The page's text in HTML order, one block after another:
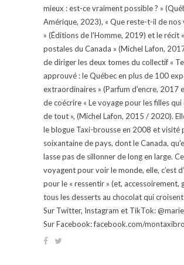
mieux : est-ce vraiment possible ? »
Amérique, 2023), « Que reste-t-il de nos
» (Éditions de l'Homme, 2019) et le récit
postales du Canada » (Michel Lafon,
de diriger les deux tomes du collectif «
approuvé : le Québec en plus de 100
extraordinaires » (Parfum d'encre, 2017
de coécrire « Le voyage pour les filles
de tout », (Michel Lafon, 2015 / 2020).
le blogue Taxi-brousse en 2008 et visité
soixantaine de pays, dont le Canada,
lasse pas de sillonner de long en large.
voyagent pour voir le monde, elle, c’est
pour le « ressentir » (et, accessoirement,
tous les desserts au chocolat qui
Sur Twitter, Instagram et TikTok:
Sur Facebook: facebook.com/